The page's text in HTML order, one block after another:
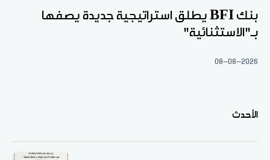
بنك BFI يطلق استراتيجية جديدة يصفها
بـ"الاستثنائية"
08-08-2026
الأحدث